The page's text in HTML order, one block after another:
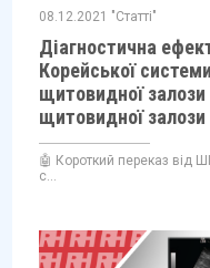
08.12.2021 "Статті"
Діагностична
Корейської системи
щитовидної
щитовидної залози
порівняння з
🤖 Короткий переказ від
с...